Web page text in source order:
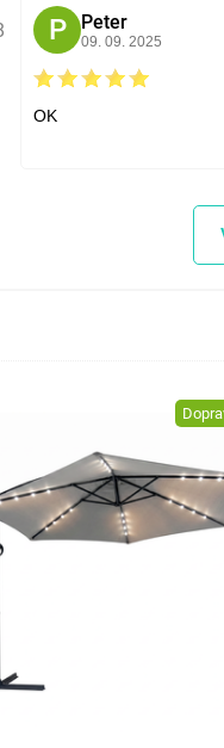
P Peter
09. 09. 2025
OK